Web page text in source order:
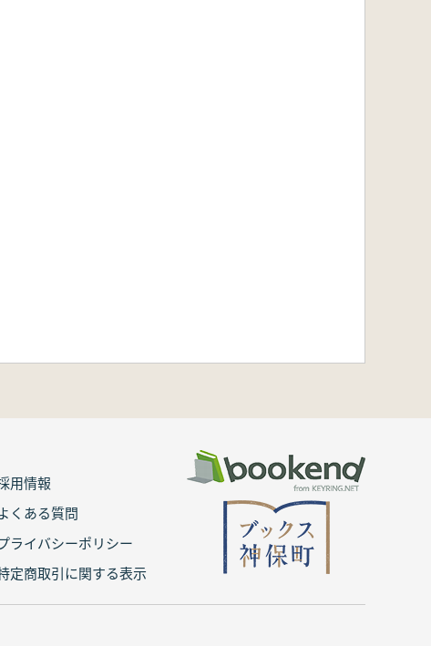
用情報
くある質問
ライバシーポリシー
定商取引に関する表示